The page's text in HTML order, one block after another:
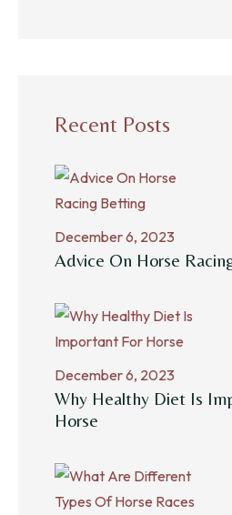
Recent Posts
December 6, 2023
Advice On Horse
December 6, 2023
Why Healthy Diet Is
Horse